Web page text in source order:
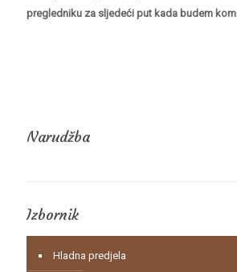
pregledniku za sljedeći put kada budem
Narudžba
Izbornik
Hladna predjela